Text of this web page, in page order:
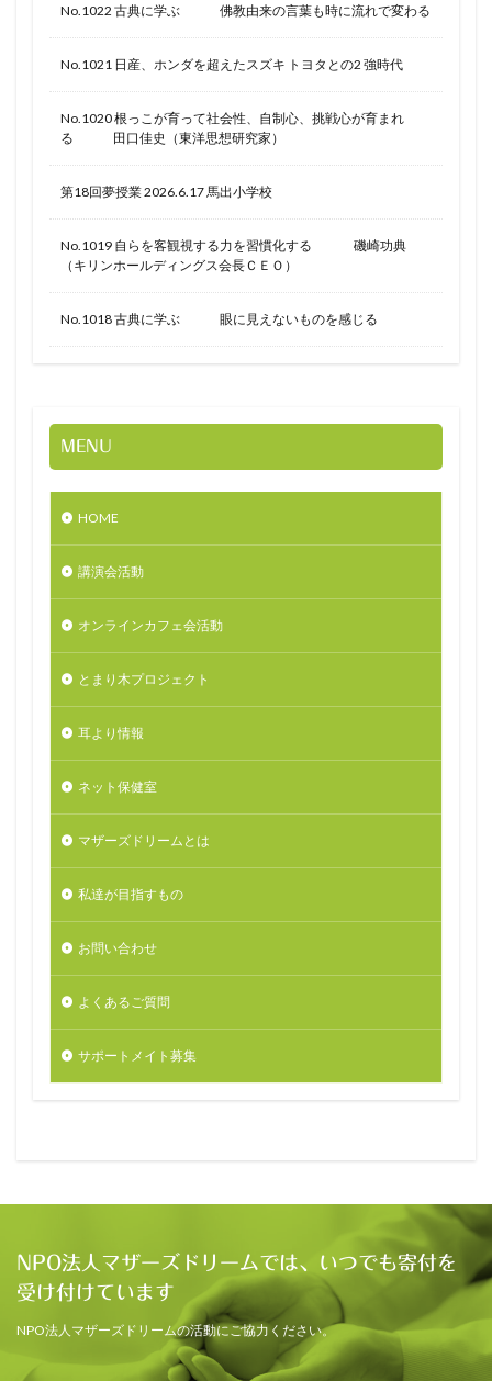
No.1022 古典に学ぶ 佛教由来の言葉も時に流れで変わる
No.1021 日産、ホンダを超えたスズキ トヨタとの2 強時代
No.1020 根っこが育って社会性、自制心、挑戦心が育まれ
る 田口佳史（東洋思想研究家）
第18回夢授業 2026.6.17 馬出小学校
No.1019 自らを客観視する力を習慣化する 磯崎功典
（キリンホールディングス会長ＣＥＯ）
No.1018 古典に学ぶ 眼に見えないものを感じる
MENU
HOME
講演会活動
オンラインカフェ会活動
とまり木プロジェクト
耳より情報
ネット保健室
マザーズドリームとは
私達が目指すもの
お問い合わせ
よくあるご質問
サポートメイト募集
NPO法人マザーズドリームでは、いつでも寄付を
受け付けています
NPO法人マザーズドリームの活動にご協力ください。